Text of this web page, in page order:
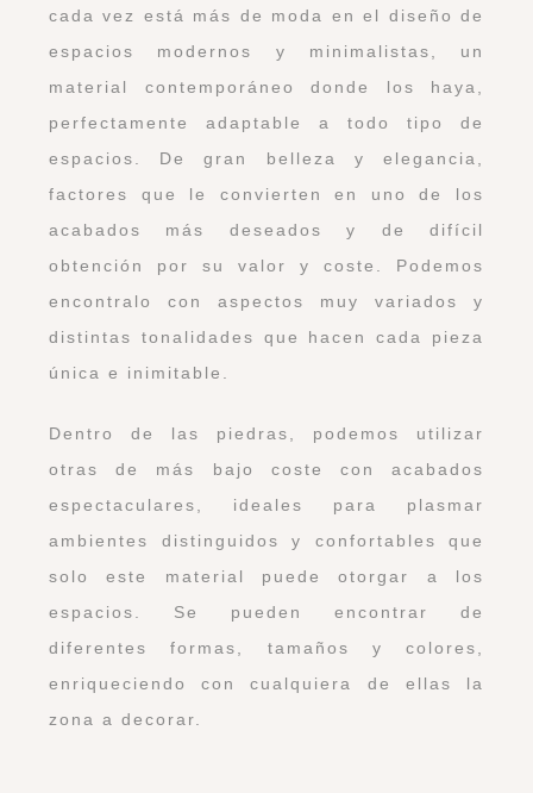
cada vez está más de moda en el diseño de
espacios modernos y minimalistas, un
material contemporáneo donde los haya,
perfectamente adaptable a todo tipo de
espacios. De gran belleza y elegancia,
factores que le convierten en uno de los
acabados más deseados y de difícil
obtención por su valor y coste. Podemos
encontralo con aspectos muy variados y
distintas tonalidades que hacen cada pieza
única e inimitable.
Dentro de las piedras, podemos utilizar
otras de más bajo coste con acabados
espectaculares, ideales para plasmar
ambientes distinguidos y confortables que
solo este material puede otorgar a los
espacios. Se pueden encontrar de
diferentes formas, tamaños y colores,
enriqueciendo con cualquiera de ellas la
zona a decorar.